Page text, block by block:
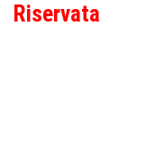
Riservata